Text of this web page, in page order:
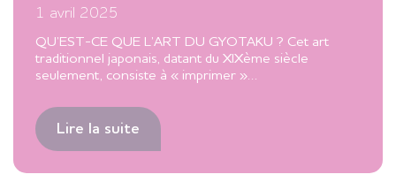
1 avril 2025
QU’EST-CE QUE L’ART DU GYOTAKU ? Cet art
traditionnel japonais, datant du XIXème siècle
seulement, consiste à « imprimer »…
Lire la suite